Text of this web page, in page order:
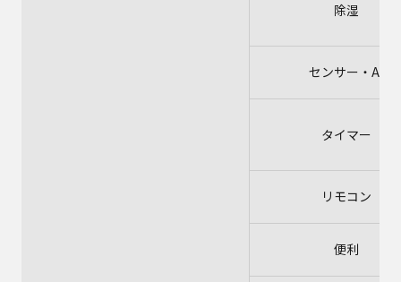
除湿
センサー・AI
タイマー
リモコン
便利